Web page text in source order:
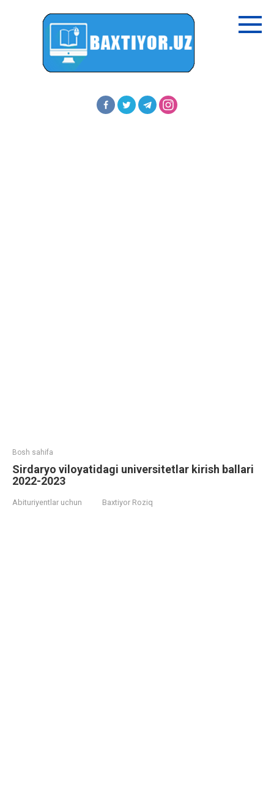
Bosh sahifa
Sirdaryo viloyatidagi universitetlar kirish ballari
2022-2023
Abituriyentlar uchun Baxtiyor Roziq